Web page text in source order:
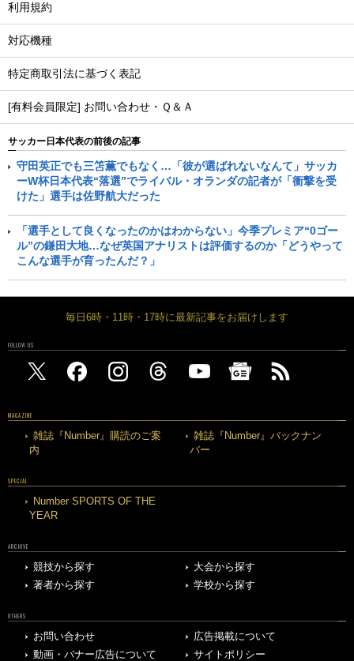
利用規約
対応機種
特定商取引法に基づく表記
[有料会員限定] お問い合わせ・Ｑ＆Ａ
サッカー日本代表の前後の記事
守田英正でも三笘薫でもなく…「彼が選ばれないなんて」サッカ
ーW杯日本代表“落選”でライバル・オランダの記者が「衝撃を受
けた」選手は佐野航大だった
「選手として良くなったのかはわからない」今季プレミア“0ゴー
ル”の鎌田大地…なぜ英国アナリストは評価するのか「どうやって
こんな選手が育ったんだ？」
毎日6時・11時・17時に最新記事をお届けします
FOLLOW US
MAGAZINE
雑誌『Number』購読のご案
内
雑誌『Number』バックナン
バー
SPECIAL
Number SPORTS OF THE
YEAR
ARCHIVE
競技から探す
大会から探す
著者から探す
学校から探す
OTHERS
お問い合わせ
広告掲載について
動画・バナー広告について
サイトポリシー